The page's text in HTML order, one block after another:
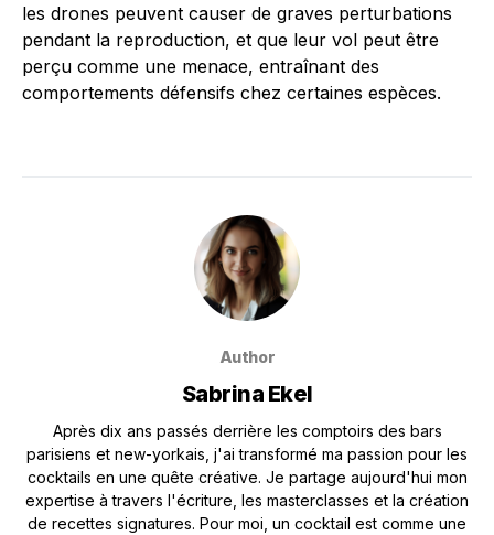
les drones peuvent causer de graves perturbations
pendant la reproduction, et que leur vol peut être
perçu comme une menace, entraînant des
comportements défensifs chez certaines espèces.
Author
Sabrina Ekel
Après dix ans passés derrière les comptoirs des bars
parisiens et new-yorkais, j'ai transformé ma passion pour les
cocktails en une quête créative. Je partage aujourd'hui mon
expertise à travers l'écriture, les masterclasses et la création
de recettes signatures. Pour moi, un cocktail est comme une